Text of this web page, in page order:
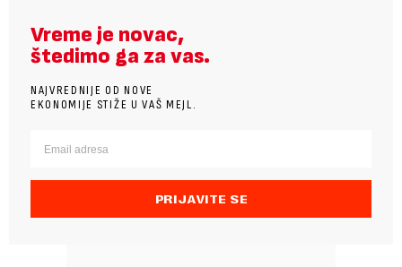
Vreme je novac,
štedimo ga za vas.
NAJVREDNIJE OD NOVE
EKONOMIJE STIŽE U VAŠ MEJL.
PRIJAVITE SE